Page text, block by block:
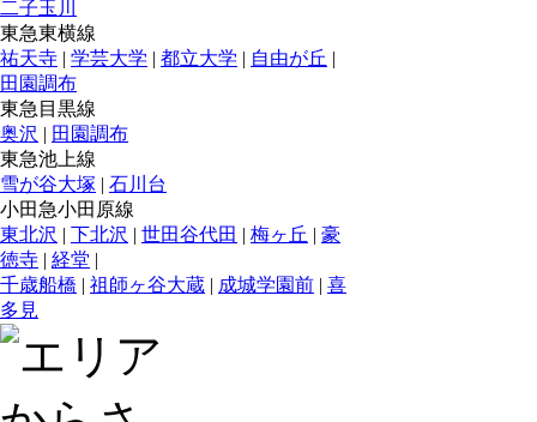
二子玉川
東急東横線
祐天寺 | 学芸大学 | 都立大学 | 自由が丘 |
田園調布
東急目黒線
奥沢 | 田園調布
東急池上線
雪が谷大塚 | 石川台
小田急小田原線
東北沢 | 下北沢 | 世田谷代田 | 梅ヶ丘 | 豪
徳寺 | 経堂 |
千歳船橋 | 祖師ヶ谷大蔵 | 成城学園前 | 喜
多見